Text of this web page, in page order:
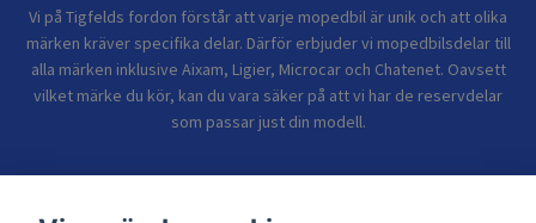
Vi på Tigfelds fordon förstår att varje mopedbil är unik och att olika
märken kräver specifika delar. Därför erbjuder vi mopedbilsdelar till
alla märken inklusive Aixam, Ligier, Microcar och Chatenet. Oavsett
vilket märke du kör, kan du vara säker på att vi har de reservdelar
som passar just din modell.